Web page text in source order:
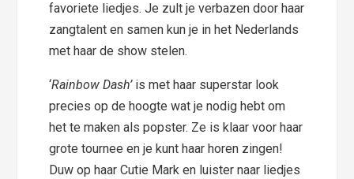
favoriete liedjes. Je zult je verbazen door haar
zangtalent en samen kun je in het Nederlands
met haar de show stelen.
‘Rainbow Dash’is met haar superstar look
precies op de hoogte wat je nodig hebt om
het te maken als popster. Ze is klaar voor haar
grote tournee en je kunt haar horen zingen!
Duw op haar Cutie Mark en luister naar liedjes